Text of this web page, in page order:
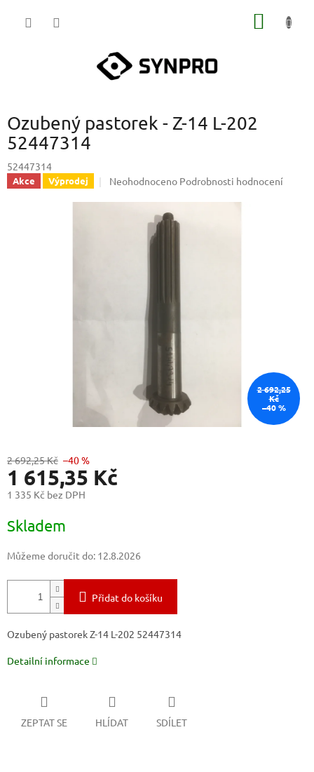
Ozubený pastorek - Z-14 L-202
52447314
52447314
Akce Výprodej
Průměrné
Neohodnoceno Podrobnosti hodnocení
2 692,25
Kč
–40 %
2 692,25 Kč –40 %
1 615,35 Kč
1 335 Kč bez DPH
cena:
Skladem
Můžeme doručit do: 12.8.2026
Přidat do košíku
Ozubený pastorek Z-14 L-202 52447314
Detailní informace
ZEPTAT SE HLÍDAT SDÍLET